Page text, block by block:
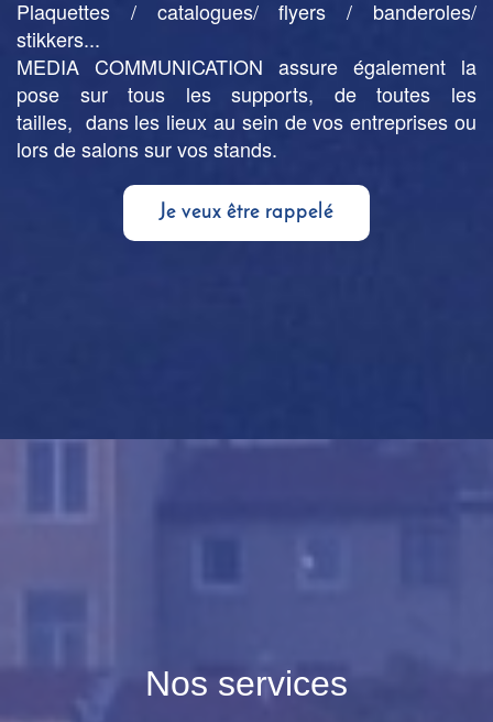
Plaquettes / catalogues/ flyers / banderoles/
stikkers...
MEDIA COMMUNICATION assure également la
pose sur tous les supports, de toutes les
tailles, dans les lieux au sein de vos entreprises ou
lors de salons sur vos stands.
Je veux être rappelé
Nos services